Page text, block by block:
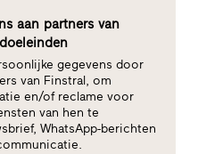
aan partners van
gegevens door
van Finstral, om
en/of reclame voor
van hen te
WhatsApp-berichten